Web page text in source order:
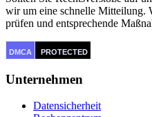
wir um eine schnelle Mitteilung.
prüfen und entsprechende
DMCA PROTECTED
Unternehmen
Datensicherheit